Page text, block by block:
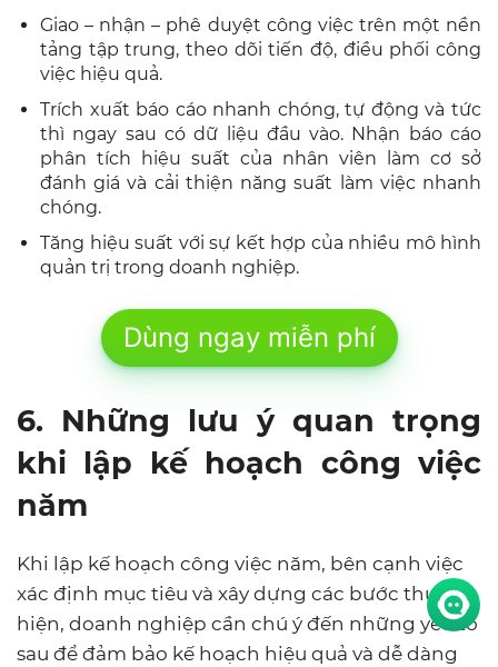
Giao – nhận – phê duyệt công việc trên một nền
tảng tập trung, theo dõi tiến độ, điều phối công
việc hiệu quả.
Trích xuất báo cáo nhanh chóng, tự động và tức
thì ngay sau có dữ liệu đầu vào. Nhận báo cáo
phân tích hiệu suất của nhân viên làm cơ sở
đánh giá và cải thiện năng suất làm việc nhanh
chóng.
Tăng hiệu suất với sự kết hợp của nhiều mô hình
quản trị trong doanh nghiệp.
Dùng ngay miễn phí
6. Những lưu ý quan trọng
khi lập kế hoạch công việc
năm
Khi lập kế hoạch công việc năm, bên cạnh việc
xác định mục tiêu và xây dựng các bước thực
hiện, doanh nghiệp cần chú ý đến những yếu tố
sau để đảm bảo kế hoạch hiệu quả và dễ dàng